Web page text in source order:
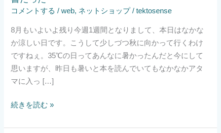
コメントする /web, ネットショップ/tektosense
8月もいよいよ残り今週1週間となりまして、本日はなかな
か涼しい日です。こうして少しづつ秋に向かって行くわけ
ですねぇ。35℃の日ってあんなに暑かったんだと今にして
思いますが、昨日も暑いと本を読んでいてもなかなかアタ
マに入っ […]
科
書
だ
っ
た
続きを読む »